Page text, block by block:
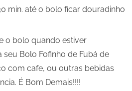
min. até o bolo ficar douradinho
o bolo quando estiver
seu Bolo Fofinho de Fubá de
com cafe, ou outras bebidas
É Bom Demais!!!!